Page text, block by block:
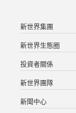
新世界集團
新世界生態圈
投資者關係
新世界團隊
新聞中心